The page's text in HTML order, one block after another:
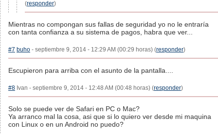
(responder)
Mientras no compongan sus fallas de seguridad yo no le entraría
con tanta confianza a su sistema de pagos, habra que ver...
#7 buho - septiembre 9, 2014 - 12:29 AM (00:29 horas) (responder)
Escupieron para arriba con el asunto de la pantalla....
#8 Ivan - septiembre 9, 2014 - 12:48 AM (00:48 horas) (responder)
Solo se puede ver de Safari en PC o Mac?
Ya arranco mal la cosa, asi que si lo quiero ver desde mi maquina
con Linux o en un Android no puedo?